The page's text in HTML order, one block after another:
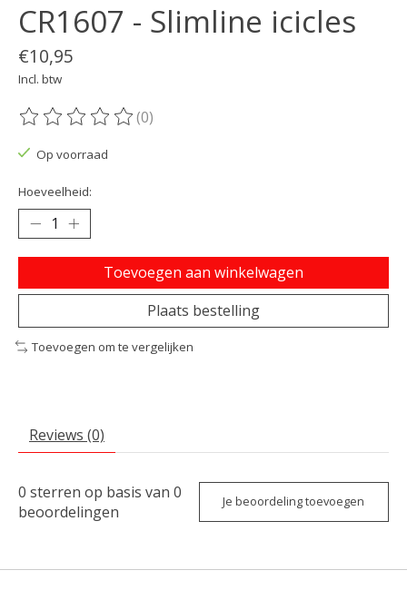
CR1607 - Slimline icicles
€10,95
Incl. btw
De beoordeling van dit product is
(0)
Op voorraad
Hoeveelheid:
Toevoegen aan winkelwagen
Plaats bestelling
Toevoegen om te vergelijken
Reviews (0)
0 sterren op basis van 0
beoordelingen
Je beoordeling toevoegen